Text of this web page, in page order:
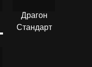
Драгон
Стандарт